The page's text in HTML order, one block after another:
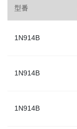
型番
1N914B
1N914B
1N914B